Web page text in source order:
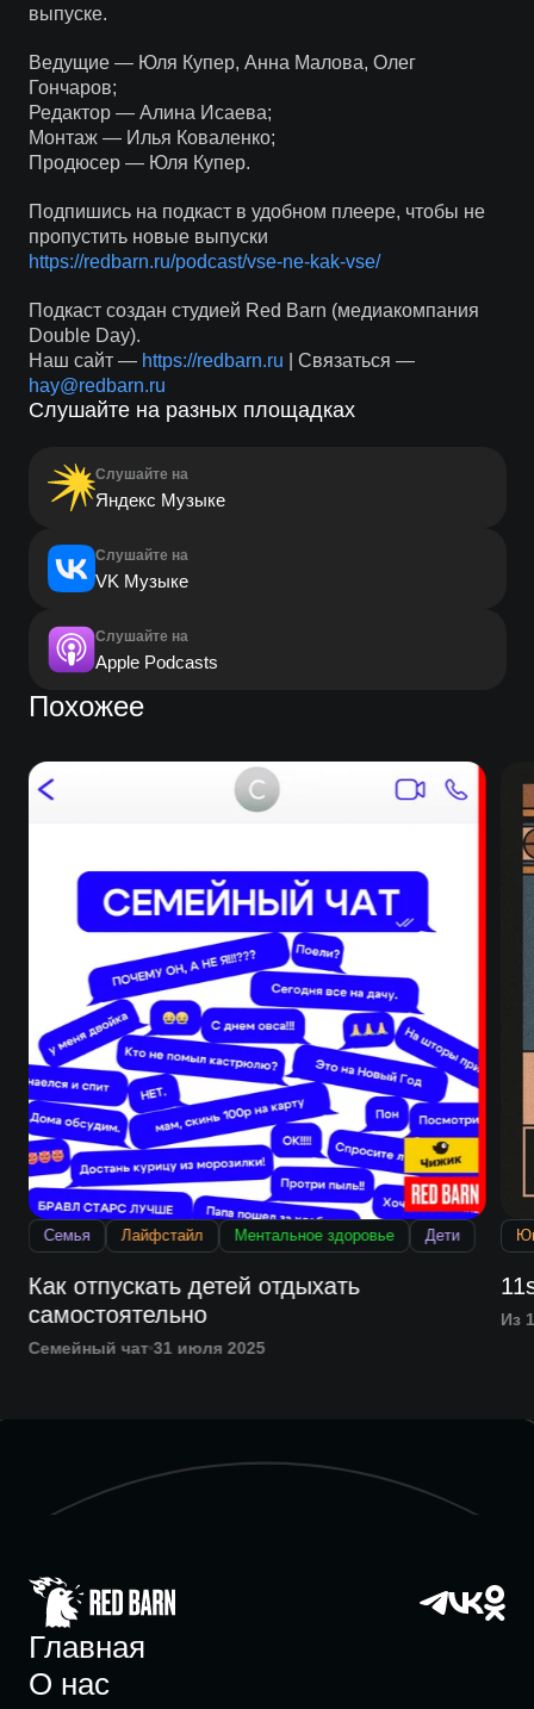
выпуске.
Ведущие — Юля Купер, Анна Малова, Олег
Гончаров;
Редактор — Алина Исаева;
Монтаж — Илья Коваленко;
Продюсер — Юля Купер.
Подпишись на подкаст в удобном плеере, чтобы не
пропустить новые выпуски
https://redbarn.ru/podcast/vse-ne-kak-vse/
Подкаст создан студией Red Barn (медиакомпания
Double Day).
Наш сайт — https://redbarn.ru | Связаться —
hay@redbarn.ru
Слушайте на разных площадках
Слушайте на
Яндекс Музыке
Слушайте на
VK Музыке
Слушайте на
Apple Podcasts
Похожее
Семья Лайфстайл Ментальное здоровье Дети
Как отпускать детей отдыхать
самостоятельно
Семейный чат 31 июля 2025
Из
Главная
О нас